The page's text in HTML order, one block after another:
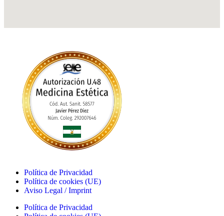
Política de Privacidad
Política de cookies (UE)
Aviso Legal / Imprint
Política de Privacidad